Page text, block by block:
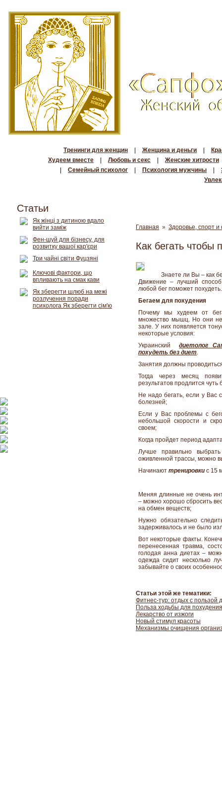
Тренинги для женщин Женщина и деньги
Худеем вместе
Любовь и секс
Женские хитрости
Семейный психолог Психология мужчины
Главная » Здоровье, спорт и
Как бегать чтобы
Знаете ли Вы – как
Движение – лучший
любой бег поможет
Бегаем для похудения
Почему мы худеем от
множество мышц. Но они не
зале. У них появляется
некоторые условия:
Украинский
диетолог
похудеть без диет.
Занятия должны
Тогда через месяц
результатов продлится чуть
Не надо бегать, если у Вас
болезней;
Если у Вас проблемы с
небольшой скорости и
своем;
Когда пройдет период
Лучше правильно
оживленной трассы, можно
Начинают тренировки с 15
Меняя длинные не очень
– можно хорошо сбросить
на обмен веществ;
Нужно обязательно
задерживалось и не было
Вот некоторые факты.
перенесенная травма,
голодая анна диетах –
одежда сидит несколько
забывайте о своих
Статьи этой же тематики:
Фитнес-тур: отдых с пользой
Польза ходьбы для похудения
Лекарство от изжоги
Новый стимул красоты
Механизмы очищения
Статьи
Як жінці з дитиною вдало
вийти заміж
Фен-шуй для бізнесу, для
розвитку вашої кар'єри
Три чайні світи Фуцзяні
Ключові фактори, що
впливають на смак кави
Як зберегти шлюб на межі
розлучення поради
психолога Як зберегти сім'ю